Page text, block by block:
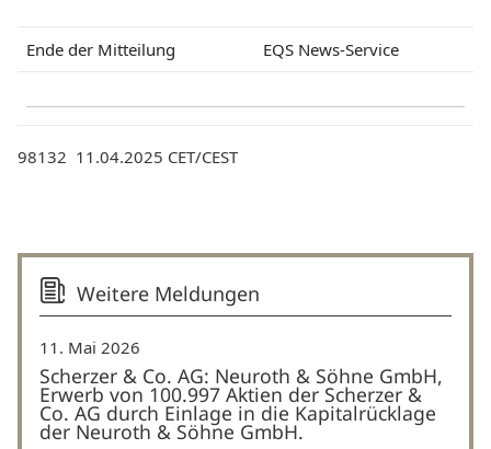
Ende der Mitteilung EQS News-Service
98132 11.04.2025 CET/CEST
Weitere Meldungen
11. Mai 2026
Scherzer & Co. AG: Neuroth & Söhne GmbH,
Erwerb von 100.997 Aktien der Scherzer &
Co. AG durch Einlage in die Kapitalrücklage
der Neuroth & Söhne GmbH.